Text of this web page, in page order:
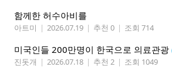
함께한 허수아비를
아트미 | 2026.07.19 | 추천 0 | 조회 714
미국인들 200만명이 한국으로 의료관광
진돗개 | 2026.07.18 | 추천 2 | 조회 1049